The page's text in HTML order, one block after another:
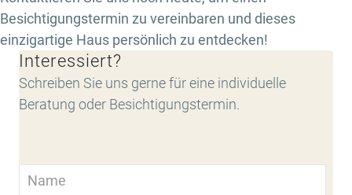
Besichtigungstermin zu vereinbaren und dieses
einzigartige Haus persönlich zu entdecken!
Interessiert?
Schreiben Sie uns gerne für eine individuelle
Beratung oder Besichtigungstermin.